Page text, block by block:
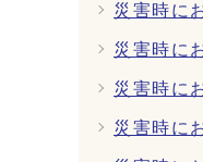
災害時に
災害時に
災害時に
災害時に